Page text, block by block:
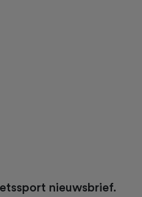
nieuwsbrief.